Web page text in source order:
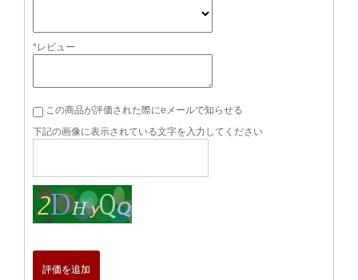
*レビュー
この商品が評価された際にeメールで知らせる
下記の画像に表示されている文字を入力してください
評価を追加